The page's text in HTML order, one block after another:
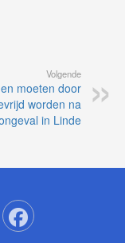
Volgende
moeten door
worden na
in Linde